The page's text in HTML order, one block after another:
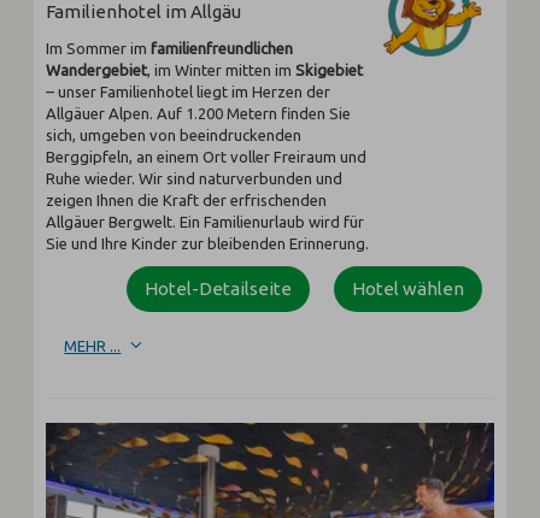
Familienhotel im Allgäu
Im Sommer im familienfreundlichen
Wandergebiet, im Winter mitten im Skigebiet
– unser Familienhotel liegt im Herzen der
Allgäuer Alpen. Auf 1.200 Metern finden Sie
sich, umgeben von beeindruckenden
Berggipfeln, an einem Ort voller Freiraum und
Ruhe wieder. Wir sind naturverbunden und
zeigen Ihnen die Kraft der erfrischenden
Allgäuer Bergwelt. Ein Familienurlaub wird für
Sie und Ihre Kinder zur bleibenden Erinnerung.
Hotel wählen
Hotel-Detailseite
MEHR ...